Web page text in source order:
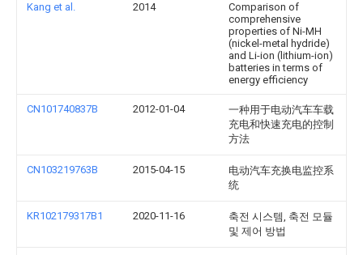
Kang et al. 2014
Comparison of
comprehensive
properties of Ni-MH
(nickel-metal hydride)
and Li-ion (lithium-ion)
batteries in terms of
energy efficiency
CN101740837B 2012-01-04
一种用于电动汽车车载
充电和快速充电的控制
方法
CN103219763B 2015-04-15
电动汽车充换电监控系
统
KR102179317B1 2020-11-16
축전 시스템, 축전 모듈
및 제어 방법